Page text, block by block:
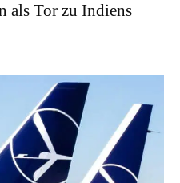
als Tor zu Indiens